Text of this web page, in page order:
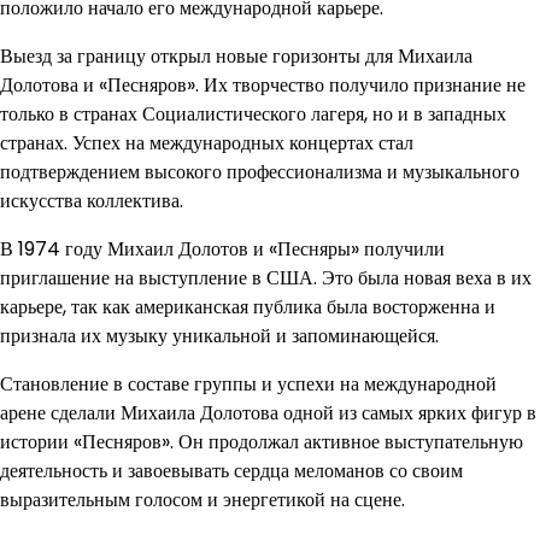
положило начало его международной карьере.
Выезд за границу открыл новые горизонты для Михаила
Долотова и «Песняров». Их творчество получило признание не
только в странах Социалистического лагеря, но и в западных
странах. Успех на международных концертах стал
подтверждением высокого профессионализма и музыкального
искусства коллектива.
В 1974 году Михаил Долотов и «Песняры» получили
приглашение на выступление в США. Это была новая веха в их
карьере, так как американская публика была восторженна и
признала их музыку уникальной и запоминающейся.
Становление в составе группы и успехи на международной
арене сделали Михаила Долотова одной из самых ярких фигур в
истории «Песняров». Он продолжал активное выступательную
деятельность и завоевывать сердца меломанов со своим
выразительным голосом и энергетикой на сцене.